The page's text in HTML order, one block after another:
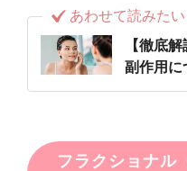
あわせて読みたい
【徹底
副作用に
ングに効
フラクショナル